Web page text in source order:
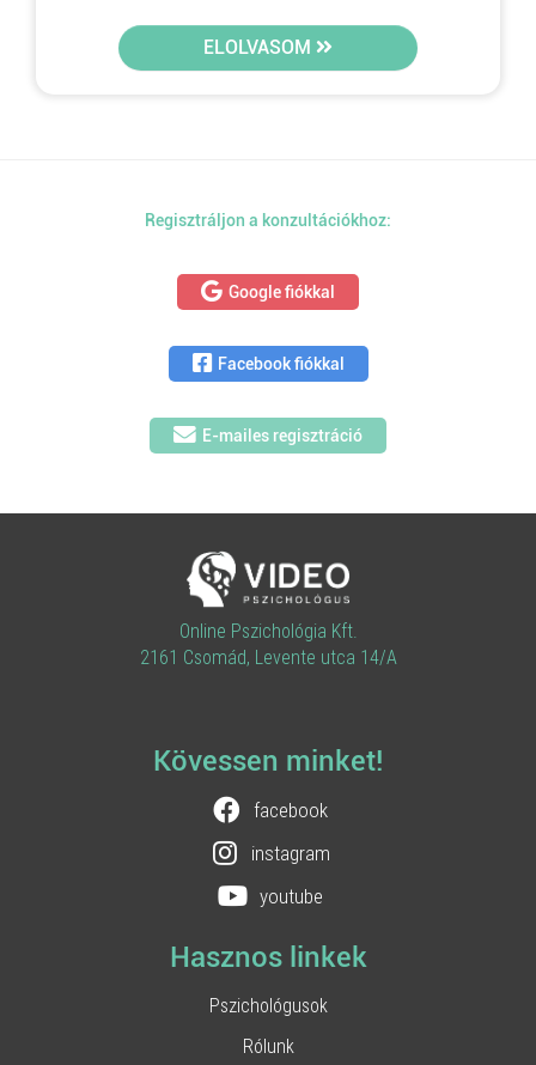
ELOLVASOM
Regisztráljon a konzultációkhoz:
Google fiókkal
Facebook fiókkal
E-mailes regisztráció
Online Pszichológia Kft.
2161 Csomád, Levente utca 14/A
Kövessen minket!
facebook
instagram
youtube
Hasznos linkek
Pszichológusok
Rólunk